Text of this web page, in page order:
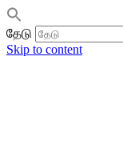
தேடு
Skip to content